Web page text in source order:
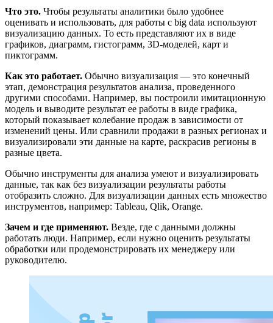
Что это. Чтобы результаты аналитики было удобнее
оценивать и использовать, для работы с big data используют
визуализацию данных. То есть представляют их в виде
графиков, диаграмм, гистограмм, 3D-моделей, карт и
пиктограмм.
Как это работает. Обычно визуализация — это конечный
этап, демонстрация результатов анализа, проведенного
другими способами. Например, вы построили имитационную
модель и выводите результат ее работы в виде графика,
который показывает колебание продаж в зависимости от
изменений цены. Или сравнили продажи в разных регионах и
визуализировали эти данные на карте, раскрасив регионы в
разные цвета.
Обычно инструменты для анализа умеют и визуализировать
данные, так как без визуализации результаты работы
отобразить сложно. Для визуализации данных есть множество
инструментов, например: Tableau, Qlik, Orange.
Зачем и где применяют. Везде, где с данными должны
работать люди. Например, если нужно оценить результаты
обработки или продемонстрировать их менеджеру или
руководителю.